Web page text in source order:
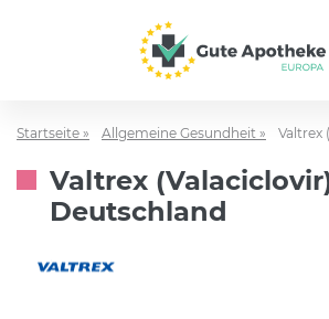
Startseite » Allgemeine Gesundheit » Valtrex
Valtrex
Deutschland